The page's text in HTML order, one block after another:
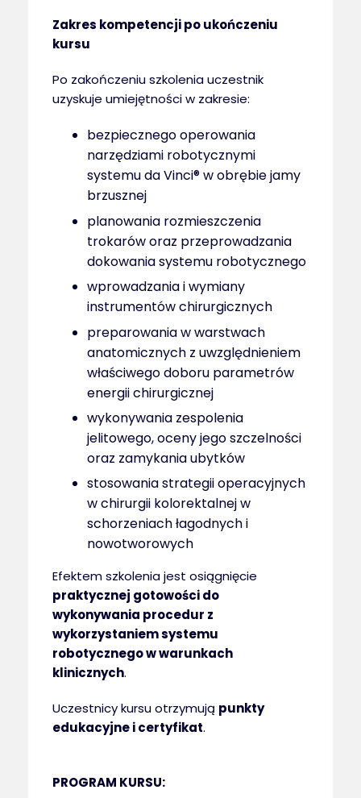
Zakres kompetencji po ukończeniu
kursu
Po zakończeniu szkolenia uczestnik
uzyskuje umiejętności w zakresie:
bezpiecznego operowania
narzędziami robotycznymi
systemu da Vinci® w obrębie jamy
brzusznej
planowania rozmieszczenia
trokarów oraz przeprowadzania
dokowania systemu robotycznego
wprowadzania i wymiany
instrumentów chirurgicznych
preparowania w warstwach
anatomicznych z uwzględnieniem
właściwego doboru parametrów
energii chirurgicznej
wykonywania zespolenia
jelitowego, oceny jego szczelności
oraz zamykania ubytków
stosowania strategii operacyjnych
w chirurgii kolorektalnej w
schorzeniach łagodnych i
nowotworowych
Efektem szkolenia jest osiągnięcie
praktycznej gotowości do
wykonywania procedur z
wykorzystaniem systemu
robotycznego w warunkach
klinicznych.
Uczestnicy kursu otrzymują punkty
edukacyjne i certyfikat.
PROGRAM KURSU: